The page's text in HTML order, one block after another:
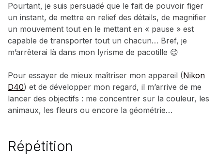
Pourtant, je suis persuadé que le fait de pouvoir figer
un instant, de mettre en relief des détails, de magnifier
un mouvement tout en le mettant en « pause » est
capable de transporter tout un chacun… Bref, je
m’arrêterai là dans mon lyrisme de pacotille 😉
Pour essayer de mieux maîtriser mon appareil (Nikon
D40) et de développer mon regard, il m’arrive de me
lancer des objectifs : me concentrer sur la couleur, les
animaux, les fleurs ou encore la géométrie…
Répétition